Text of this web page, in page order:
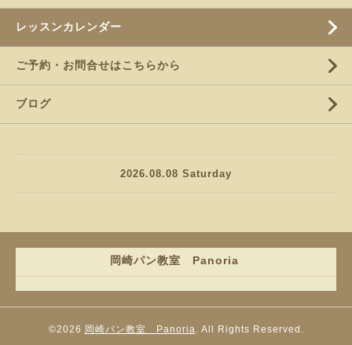
レッスンカレンダー
ご予約・お問合せはこちらから
ブログ
2026.08.08 Saturday
岡崎パン教室 Panoria
©2026 岡崎パン教室 Panoria. All Rights Reserved.